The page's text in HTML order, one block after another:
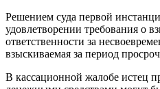
Решением суда первой
удовлетворении требования о
ответственности за
взыскиваемая за период
В кассационной жалобе истец